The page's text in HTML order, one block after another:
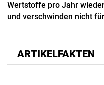
Wertstoffe pro Jahr
und verschwinden nicht
ARTIKELFAKTEN